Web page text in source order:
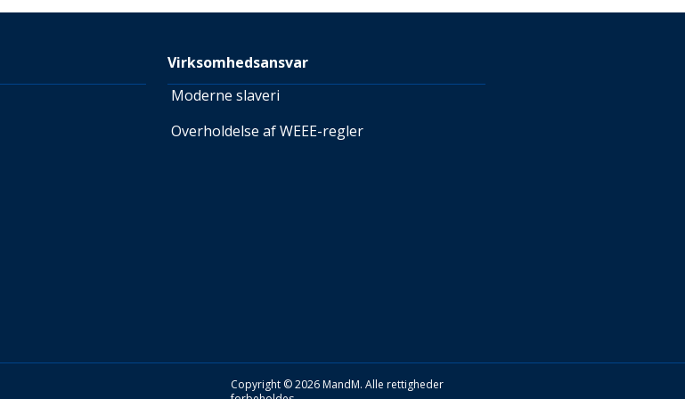
Virksomhedsansvar
Moderne slaveri
Overholdelse af WEEE-regler
Copyright © 2026 MandM. Alle rettigheder